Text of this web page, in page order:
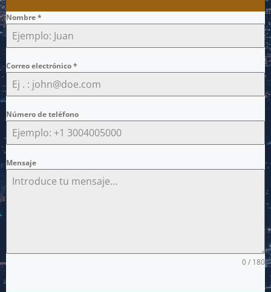
Nombre*
Correo electrónico*
Número de teléfono
Mensaje
0 / 180